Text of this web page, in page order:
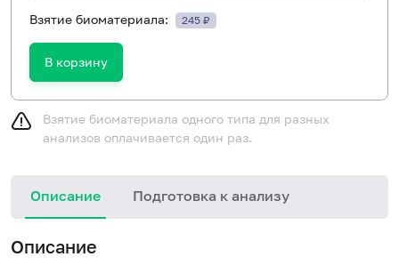
Взятие биоматериала: 245 ₽
В корзину
Взятие биоматериала одного типа для разных
анализов оплачивается один раз.
Описание Подготовка к анализу
Описание